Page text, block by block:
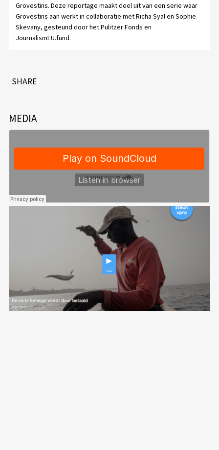
Grovestins. Deze reportage maakt deel uit van een serie waar
Grovestins aan werkt in collaboratie met Richa Syal en Sophie
Skevany, gesteund door het Pulitzer Fonds en
JournalismEU.fund.
SHARE
MEDIA